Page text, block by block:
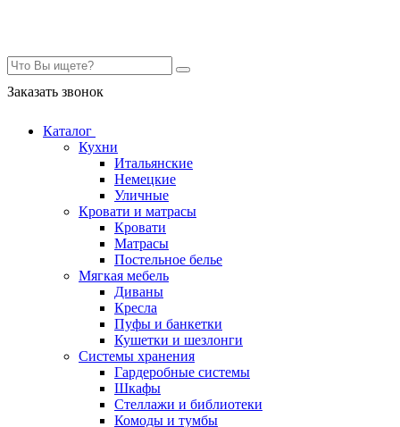
Заказать звонок
Каталог
Кухни
Итальянские
Немецкие
Уличные
Кровати и матрасы
Кровати
Матрасы
Постельное белье
Мягкая мебель
Диваны
Кресла
Пуфы и банкетки
Кушетки и шезлонги
Системы хранения
Гардеробные системы
Шкафы
Стеллажи и библиотеки
Комоды и тумбы